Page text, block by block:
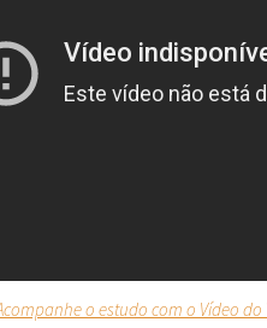
o estudo com o Vídeo do